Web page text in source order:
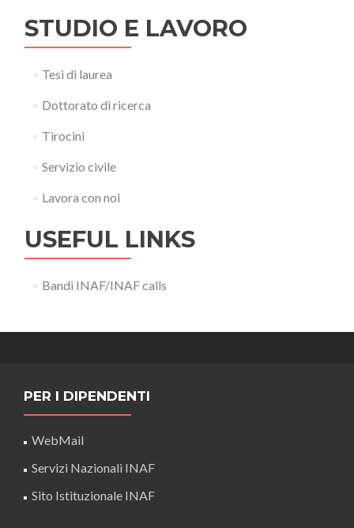
STUDIO E LAVORO
Tesi di laurea
Dottorato di ricerca
Tirocini
Servizio civile
Lavora con noi
USEFUL LINKS
Bandi INAF/INAF calls
PER I DIPENDENTI
WebMail
Servizi Nazionali INAF
Sito Istituzionale INAF